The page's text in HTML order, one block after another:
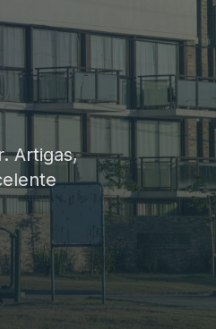
Artigas,